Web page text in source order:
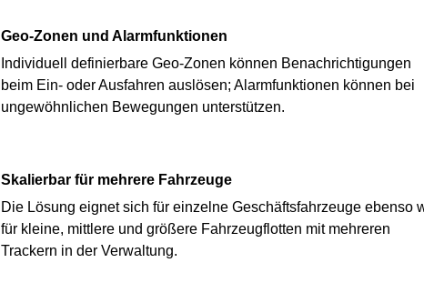
Geo-Zonen und Alarmfunktionen
Individuell definierbare Geo-Zonen können Benachrichtigungen
beim Ein- oder Ausfahren auslösen; Alarmfunktionen können bei
ungewöhnlichen Bewegungen unterstützen.
Skalierbar für mehrere Fahrzeuge
Die Lösung eignet sich für einzelne Geschäftsfahrzeuge ebenso
für kleine, mittlere und größere Fahrzeugflotten mit mehreren
Trackern in der Verwaltung.